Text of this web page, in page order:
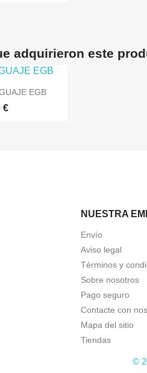
adquirieron este
EGB
€
NUESTRA
Envío
Aviso legal
Términos y
Sobre nosotros
Pago seguro
Contacte con
Mapa del sitio
Tiendas
©